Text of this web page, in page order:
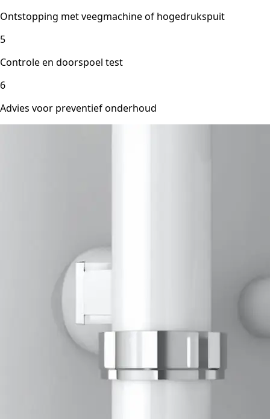
Ontstopping met veegmachine of hogedrukspuit
5
Controle en doorspoel test
6
Advies voor preventief onderhoud